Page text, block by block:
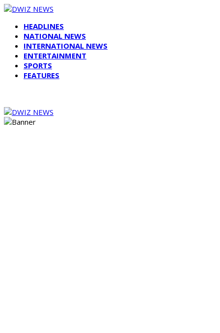
HEADLINES
NATIONAL NEWS
INTERNATIONAL NEWS
ENTERTAINMENT
SPORTS
FEATURES